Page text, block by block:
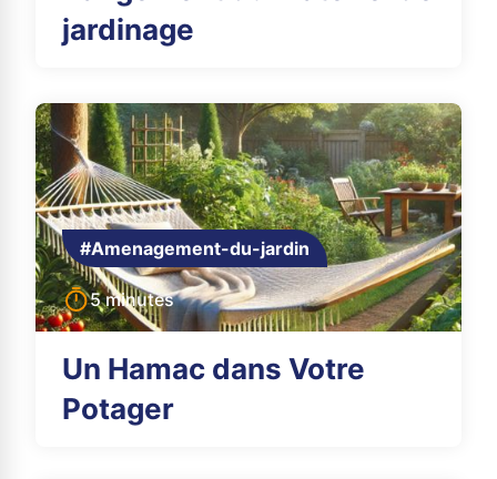
jardinage
#Amenagement-du-jardin
5 minutes
Un Hamac dans Votre
Potager